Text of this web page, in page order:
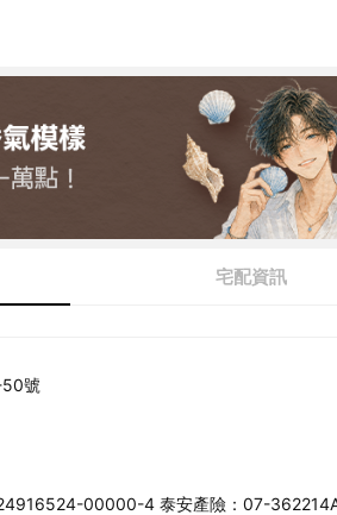
宅配資訊
50號
00000-4 泰安產險：07-